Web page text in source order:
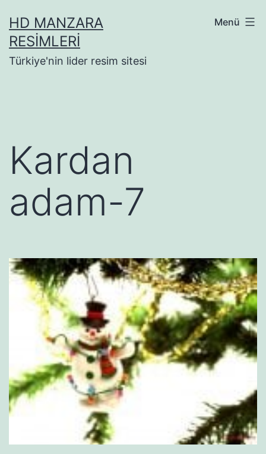
geçHD MANZARA
RESIMLERI
Türkiye'nin lider resim sitesi
Menü
Kardan
adam-7